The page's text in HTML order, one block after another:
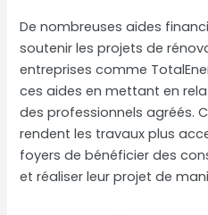
De nombreuses aides
soutenir les projets de
entreprises comme
ces aides en mettant en
des professionnels agréés.
rendent les travaux plus
foyers de bénéficier des
et réaliser leur projet de